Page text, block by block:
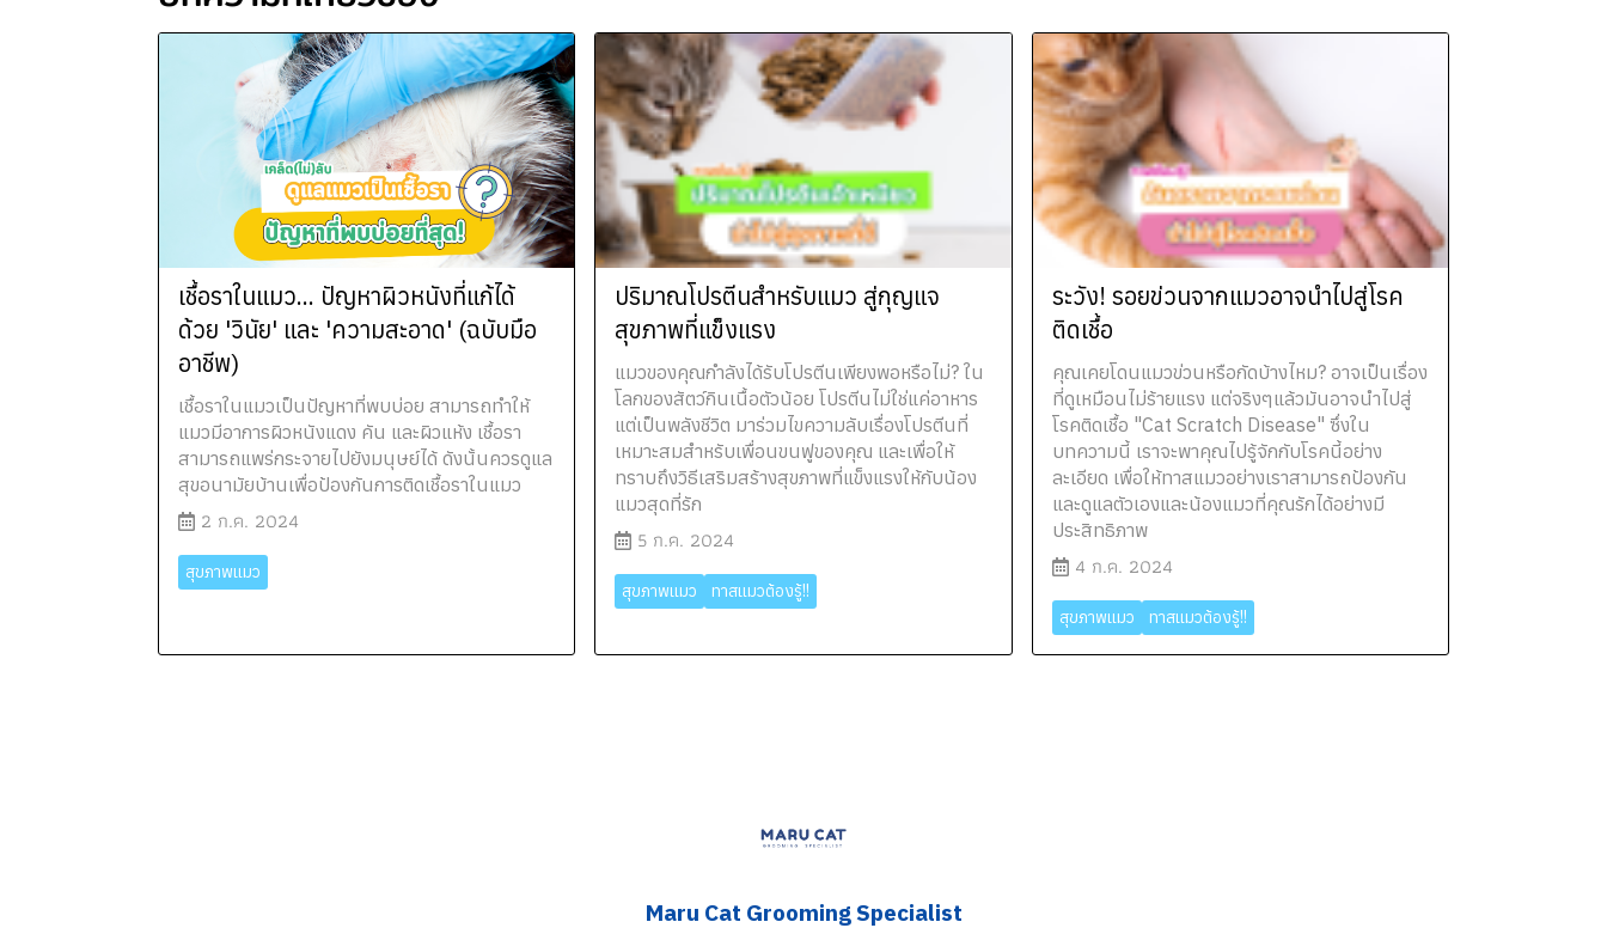
เชื้อราในแมว... ปัญหาผิวหนังที่แก้ได้
ด้วย 'วินัย' และ 'ความสะอาด' (ฉบับมือ
อาชีพ)
เชื้อราในแมวเป็นปัญหาที่พบบ่อย สามารถทำให้
แมวมีอาการผิวหนังแดง คัน และผิวแห้ง เชื้อรา
สามารถแพร่กระจายไปยังมนุษย์ได้ ดังนั้นควรดูแล
สุขอนามัยบ้านเพื่อป้องกันการติดเชื้อราในแมว
2 ก.ค. 2024
สุขภาพแมว
ปริมาณโปรตีนสำหรับแมว สู่กุญแจ
สุขภาพที่แข็งแรง
แมวของคุณกำลังได้รับโปรตีนเพียงพอหรือไม่? ใน
โลกของสัตว์กินเนื้อตัวน้อย โปรตีนไม่ใช่แค่อาหาร
แต่เป็นพลังชีวิต มาร่วมไขความลับเรื่องโปรตีนที่
เหมาะสมสำหรับเพื่อนขนฟูของคุณ และเพื่อให้
ทราบถึงวิธีเสริมสร้างสุขภาพที่แข็งแรงให้กับน้อง
แมวสุดที่รัก
5 ก.ค. 2024
สุขภาพแมว ทาสแมวต้องรู้!!
ระวัง! รอยข่วนจากแมวอาจนำไปสู่โรค
ติดเชื้อ
คุณเคยโดนแมวข่วนหรือกัดบ้างไหม? อาจเป็นเรื่อง
ที่ดูเหมือนไม่ร้ายแรง แต่จริงๆแล้วมันอาจนำไปสู่
โรคติดเชื้อ "Cat Scratch Disease" ซึ่งใน
บทความนี้ เราจะพาคุณไปรู้จักกับโรคนี้อย่าง
ละเอียด เพื่อให้ทาสแมวอย่างเราสามารถป้องกัน
และดูแลตัวเองและน้องแมวที่คุณรักได้อย่างมี
ประสิทธิภาพ
4 ก.ค. 2024
สุขภาพแมว ทาสแมวต้องรู้!!
Maru Cat Grooming Specialist